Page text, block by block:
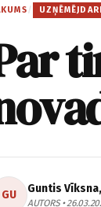
/
GU Guntis
AUTORS •